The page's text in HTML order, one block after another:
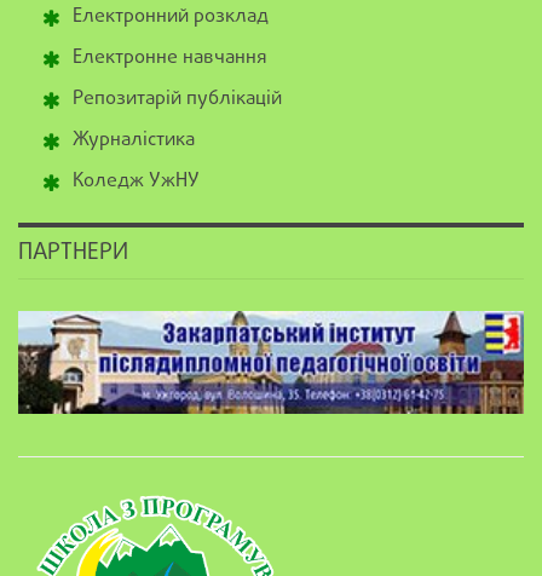
Електронний розклад
Електронне навчання
Репозитарій публікацій
Журналістика
Коледж УжНУ
ПАРТНЕРИ